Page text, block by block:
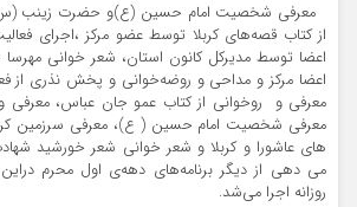
معرفی شخصیت امام حسین (ع)و حضرت زینب
از کتاب قصه‌های کربلا توسط عضو مرکز ،اجرای
اعضا توسط مدیرکل کانون استان، شعر خوانی
اعضا مرکز و مداحی و روضه‌خوانی و پخش نذری از
معرفی و ‌ روخوانی از کتاب عمو جان عباس، معرفی
معرفی شخصیت امام حسین ( ع)، معرفی سرزمین
های عاشورا و کربلا و شعر خوانی شعر خورشید
می دهی از دیگر برنامه‌های دهه‌ی اول محرم
روزانه اجرا می‌شد.